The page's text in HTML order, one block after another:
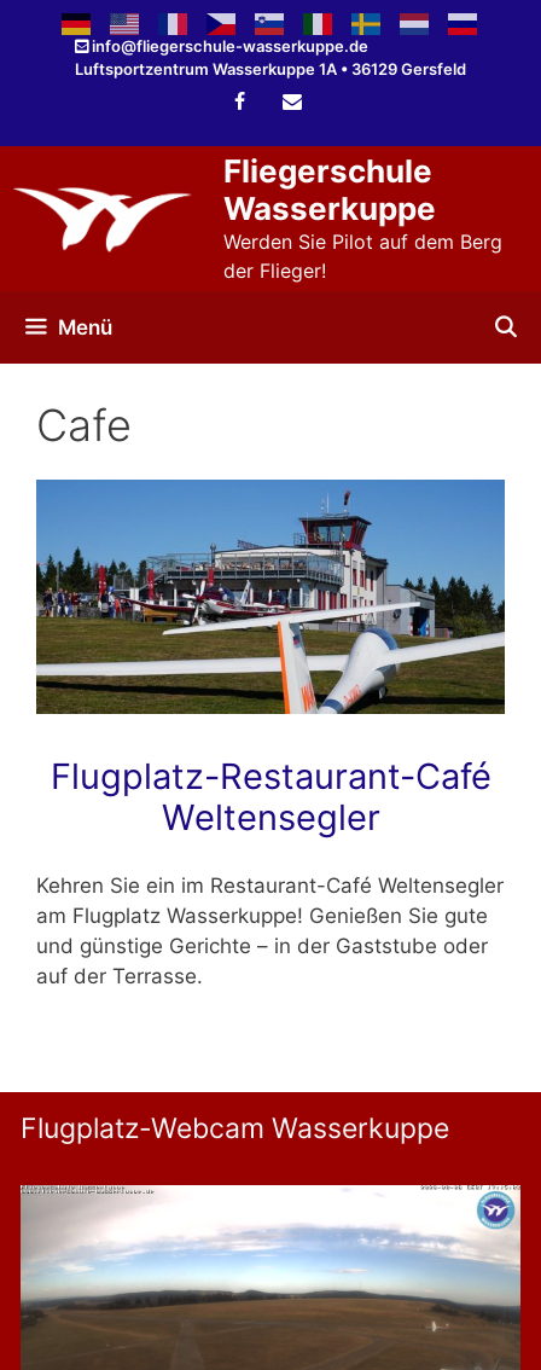
springen
info@fliegerschule-wasserkuppe.de
Luftsportzentrum Wasserkuppe 1A • 36129 Gersfeld
Fliegerschule
Wasserkuppe
Werden Sie Pilot auf dem Berg
der Flieger!
Menü
Cafe
Flugplatz-Restaurant-Café
Weltensegler
Kehren Sie ein im Restaurant-Café Weltensegler
am Flugplatz Wasserkuppe! Genießen Sie gute
und günstige Gerichte – in der Gaststube oder
auf der Terrasse.
Flugplatz-Webcam Wasserkuppe